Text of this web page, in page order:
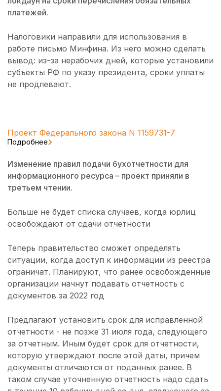
платежей.
Налоговики направили для использования в
работе письмо Минфина. Из него можно сделать
вывод: из-за нерабочих дней, которые установили
субъекты РФ по указу президента, сроки уплаты
не продлевают.
Проект Федерального закона N 1159731-7
Подробнее
Изменение правил подачи бухотчетности для
информационного ресурса – проект приняли в
третьем чтении.
Больше не будет списка случаев, когда юрлиц
освобождают от сдачи отчетности
Теперь правительство сможет определять
ситуации, когда доступ к информации из реестра
ограничат. Планируют, что ранее освобожденные
организации начнут подавать отчетность с
документов за 2022 год
Предлагают установить срок для исправленной
отчетности - не позже 31 июля года, следующего
за отчетным. Иным будет срок для отчетности,
которую утверждают после этой даты, причем
документы отличаются от поданных ранее. В
таком случае уточненную отчетность надо сдать